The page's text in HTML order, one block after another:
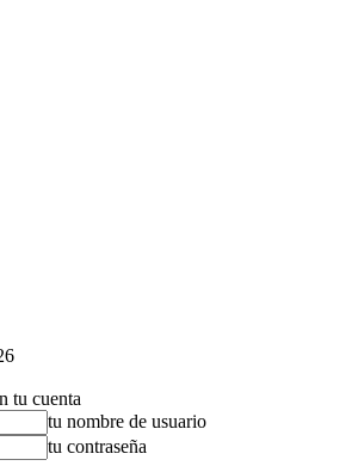
tu cuenta
tu nombre de usuario
tu contraseña